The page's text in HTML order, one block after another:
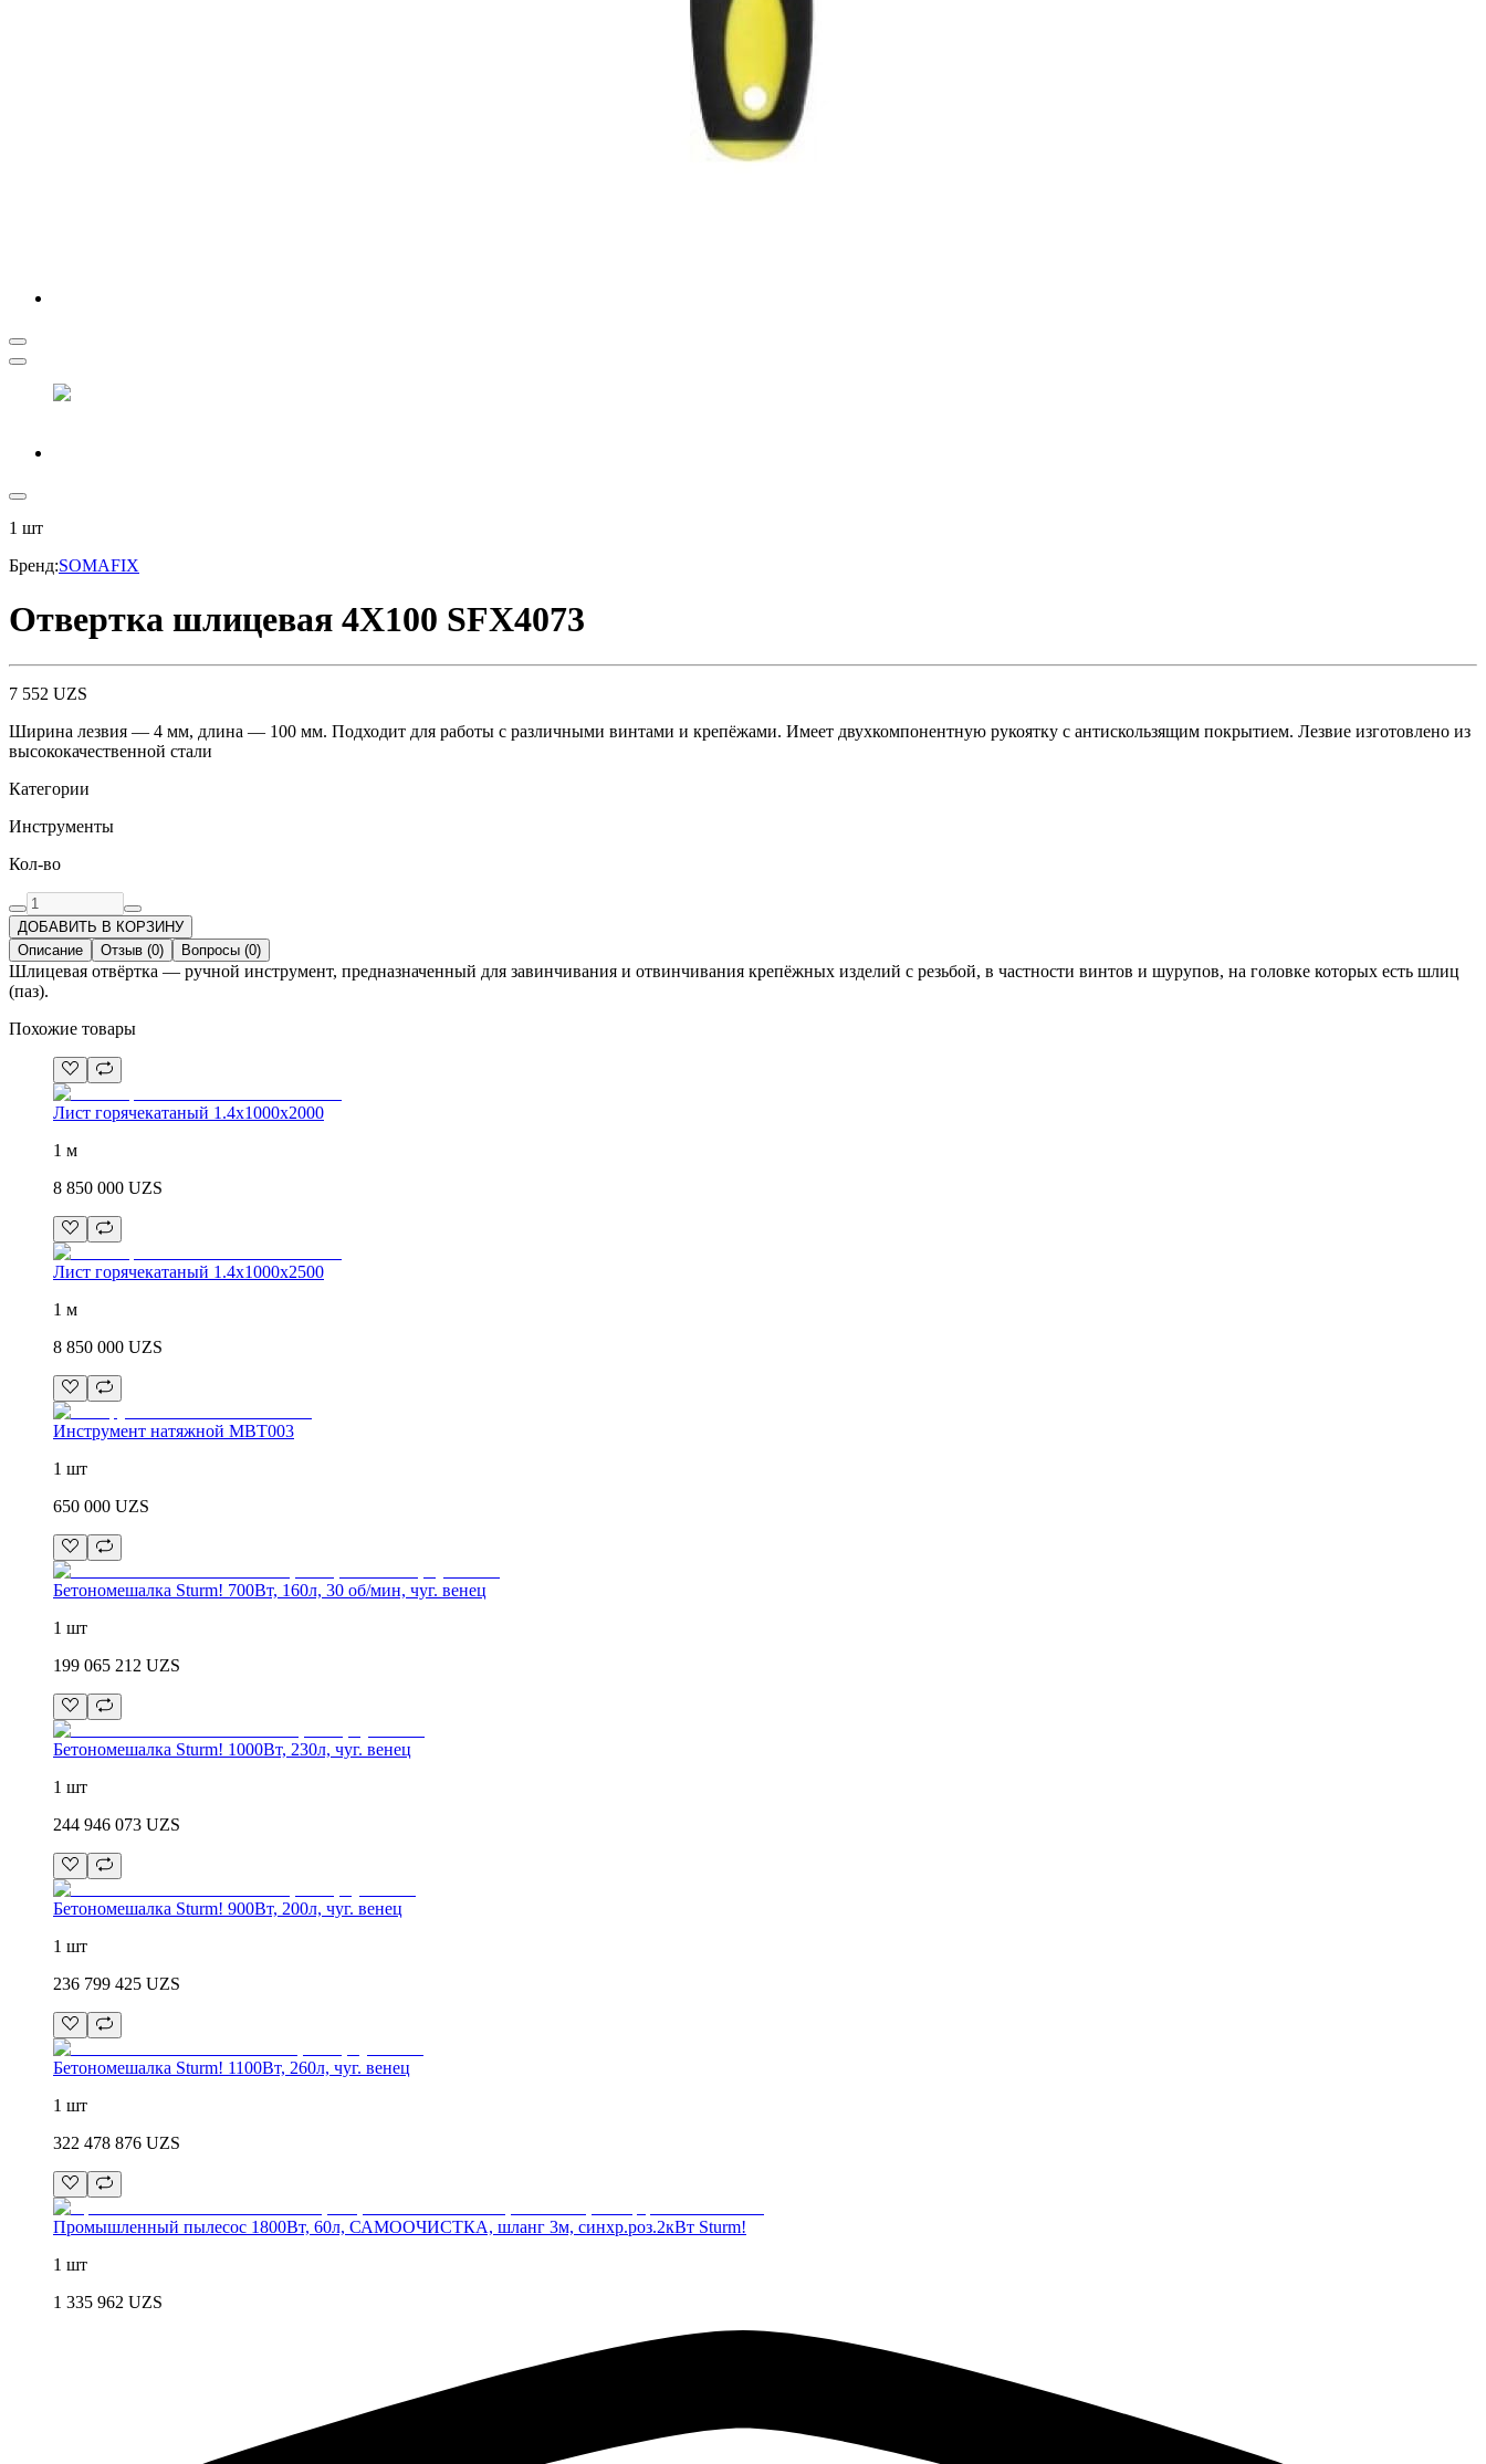
1 шт
Бренд:SOMAFIX
Отвертка шлицевая 4X100 SFX4073
7 552 UZS
Ширина лезвия — 4 мм, длина — 100 мм. Подходит для работы с различными винтами и крепёжами. Имеет двухкомпонентную рукоятку с антискользящим покрытием. Лезвие изготовлено из
высококачественной стали
Категории
Инструменты
Кол-во
ДОБАВИТЬ В КОРЗИНУ
Описание
Отзыв (0) Вопросы (0)
Шлицевая отвёртка — ручной инструмент, предназначенный для завинчивания и отвинчивания крепёжных изделий с резьбой, в частности винтов и шурупов, на головке которых есть шлиц
(паз).
Похожие товары
Лист горячекатаный 1.4x1000x2000
1 м
8 850 000 UZS
Лист горячекатаный 1.4x1000x2500
1 м
8 850 000 UZS
Инструмент натяжной MBT003
1 шт
650 000 UZS
Бетономешалка Sturm! 700Вт, 160л, 30 об/мин, чуг. венец
1 шт
199 065 212 UZS
Бетономешалка Sturm! 1000Вт, 230л, чуг. венец
1 шт
244 946 073 UZS
Бетономешалка Sturm! 900Вт, 200л, чуг. венец
1 шт
236 799 425 UZS
Бетономешалка Sturm! 1100Вт, 260л, чуг. венец
1 шт
322 478 876 UZS
Промышленный пылесос 1800Вт, 60л, САМООЧИСТКА, шланг 3м, синхр.роз.2кВт Sturm!
1 шт
1 335 962 UZS